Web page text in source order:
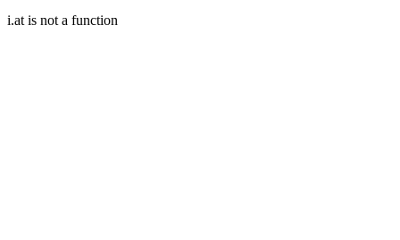
i.at is not a function